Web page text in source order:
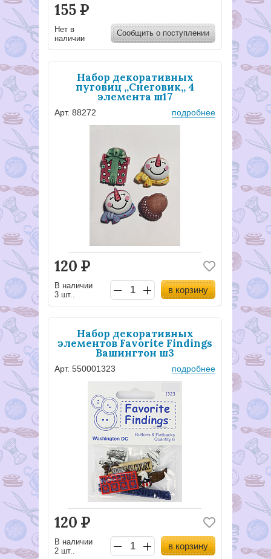
155Р
Нет в
наличии
Сообщить о поступлении
Набор декоративных
пуговиц ,,Снеговик,, 4
элемента ш17
Арт. 88272 подробнее
120 Р
В наличии
3 шт..
в корзину
Набор декоративных
элементов Favorite Findings
Вашингтон ш3
Арт. 550001323 подробнее
120 Р
В наличии
2 шт..
в корзину